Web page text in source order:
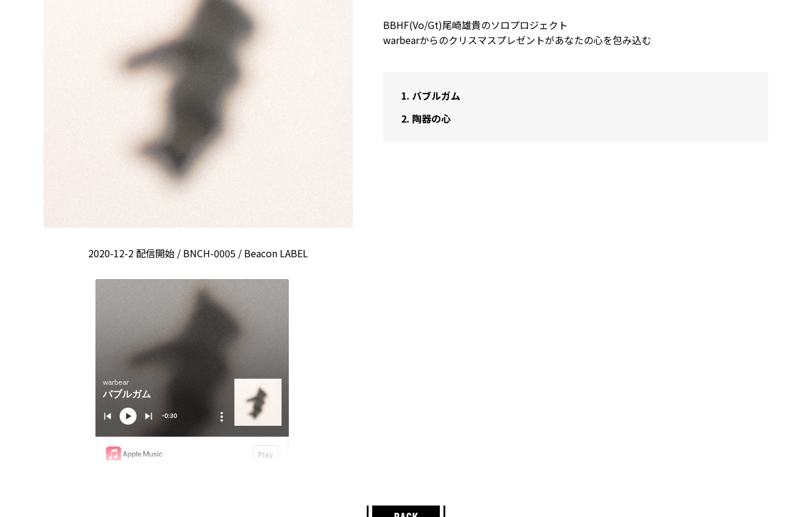
2020-12-2 配信開始 / BNCH-0005 / Beacon LABEL
BBHF(Vo/Gt)尾崎雄貴のソロプロジェクト
warbearからのクリスマスプレゼントがあなたの心を包み込む
1. バブルガム
2. 陶器の心